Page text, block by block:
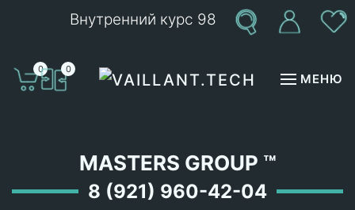
Внутренний курс 98
0 0
МЕНЮ
MASTERS GROUP ™
8 (921) 960-42-04